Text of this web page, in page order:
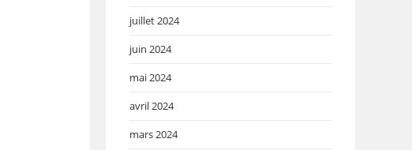
juillet 2024
juin 2024
mai 2024
avril 2024
mars 2024